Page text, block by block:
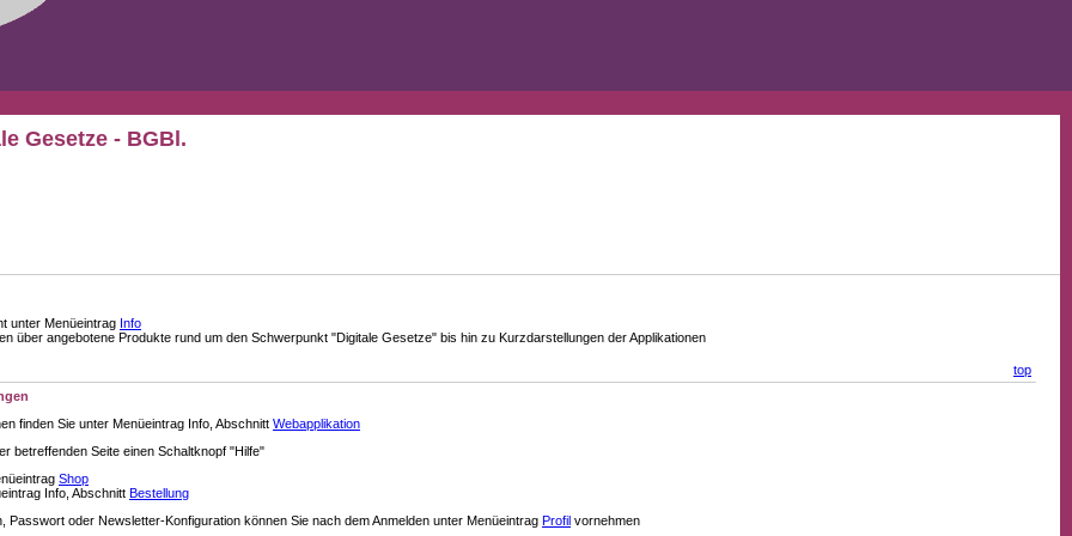
Gesetze - BGBl.
unter Menüeintrag Info
über angebotene Produkte rund um den Schwerpunkt "Digitale Gesetze" bis hin zu Kurzdarstellungen der Applikationen
top
finden Sie unter Menüeintrag Info, Abschnitt Webapplikation
betreffenden Seite einen Schaltknopf "Hilfe"
Shop
Info, Abschnitt Bestellung
oder Newsletter-Konfiguration können Sie nach dem Anmelden unter Menüeintrag Profil vornehmen